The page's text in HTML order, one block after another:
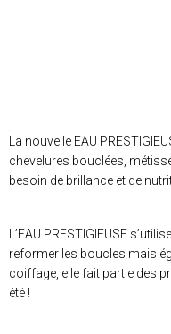
La nouvelle EAU
chevelures bouclées,
besoin de brillance et de
L’EAU PRESTIGIEUSE
reformer les boucles mais
coiffage, elle fait partie des
été !